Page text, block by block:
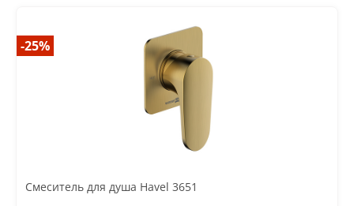
-25%
Смеситель для душа Havel 3651